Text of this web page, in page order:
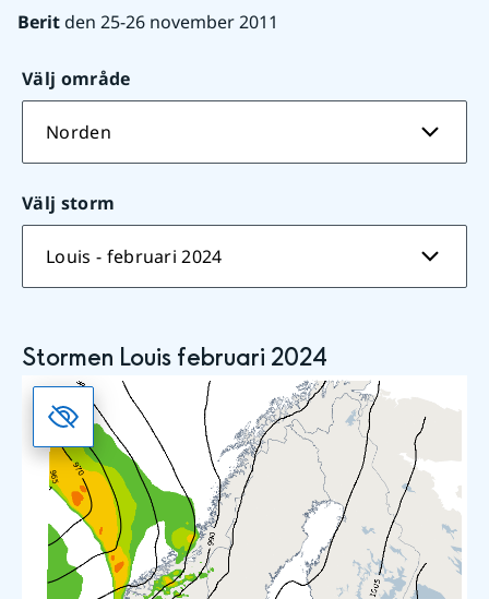
Berit den 25-26 november 2011
Välj område
Norden
Välj storm
Louis - februari 2024
Stormen Louis februari 2024